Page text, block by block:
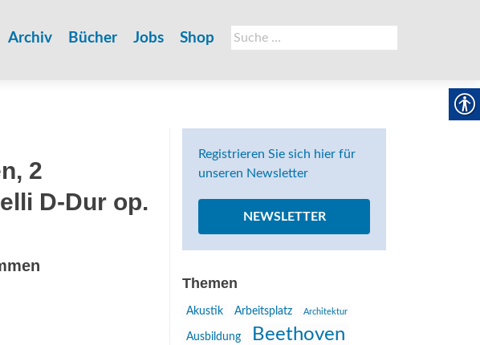
Suche
nach:
Archiv Bücher Jobs Shop
2
D-Dur op.
Registrieren Sie sich hier für
unseren Newsletter
NEWSLETTER
Themen
Akustik Arbeitsplatz Architektur
Ausbildung Beethoven